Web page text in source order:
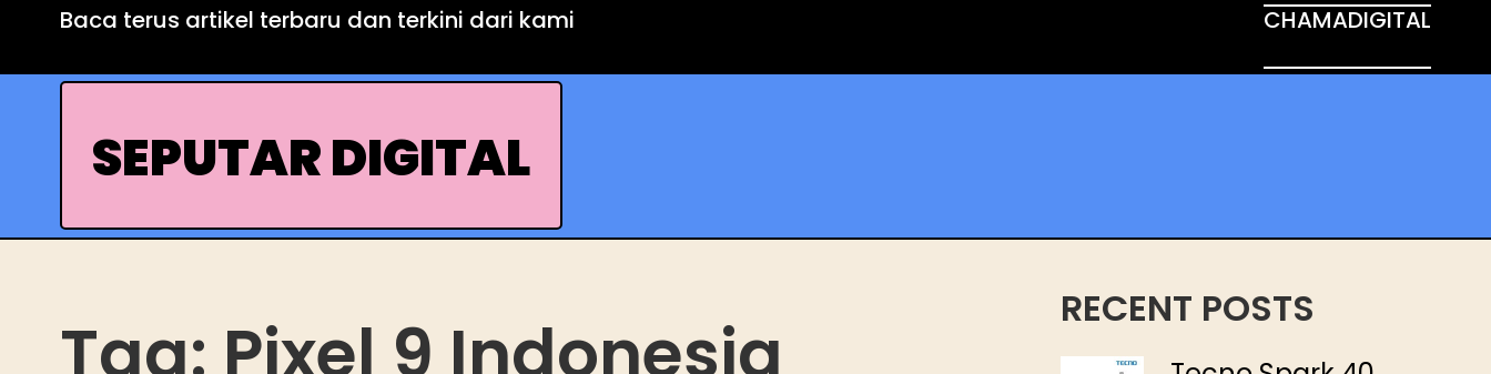
content
Baca terus artikel terbaru dan terkini dari kami CHAMADIGITAL
SEPUTAR DIGITAL
Tag: Pixel 9 Indonesia RECENT POSTS